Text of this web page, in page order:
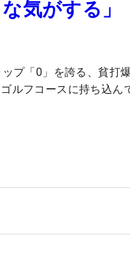
気がする」
プ「0」を誇る、貧打
ルフコースに持ち込